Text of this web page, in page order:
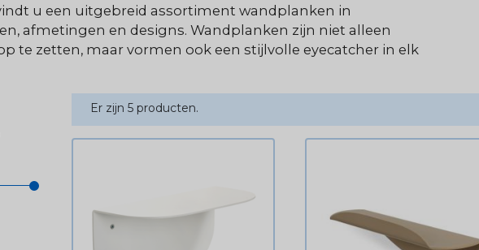
u een uitgebreid assortiment wandplanken in
afmetingen en designs. Wandplanken zijn niet alleen
te zetten, maar vormen ook een stijlvolle eyecatcher in elk
Er zijn 5 producten.